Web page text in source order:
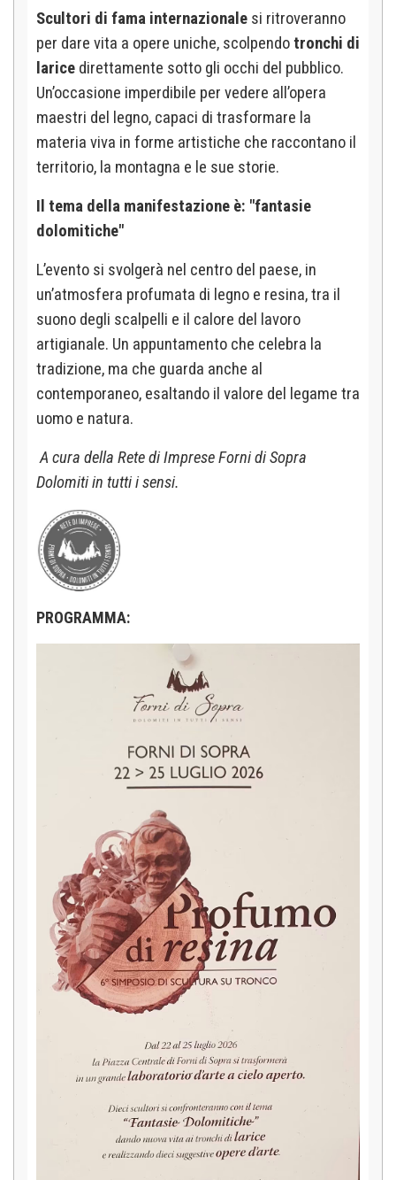
Scultori di fama internazionale si ritroveranno
per dare vita a opere uniche, scolpendotronchi di
larice direttamente sotto gli occhi del pubblico.
Un’occasione imperdibile per vedere all’opera
maestri del legno, capaci di trasformare la
materia viva in forme artistiche che raccontano il
territorio, la montagna e le sue storie.
Il tema della manifestazione è: "fantasie
dolomitiche"
L’evento si svolgerà nel centro del paese, in
un’atmosfera profumata di legno e resina, tra il
suono degli scalpelli e il calore del lavoro
artigianale. Un appuntamento che celebra la
tradizione, ma che guarda anche al
contemporaneo, esaltando il valore del legame tra
uomo e natura.
A cura della Rete di Imprese Forni di Sopra
Dolomiti in tutti i sensi.
PROGRAMMA: